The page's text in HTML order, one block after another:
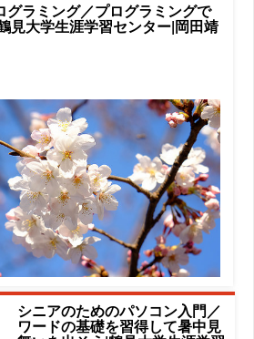
グラミング／プログラミングで
見大学生涯学習センター|岡田靖
シニアのためのパソコン入門／
ワードの基礎を習得して暑中見